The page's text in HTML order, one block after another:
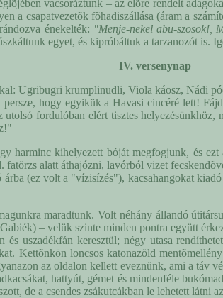
vacsoráztunk – az elõre rendelt
a csapatvezetõk fõhadiszállása (áram a
énekelték: "Menje-nekel abu-szosok!,
egyet, és kipróbáltuk a tarzanozót is.
IV. versenynap
Ugribugri krumplinudli, Viola káosz, Nádi
hogy egyikük a Havasi cincéré lett!
fordulóban elért tisztes
harminc kihelyezett bóját megfogjunk, és
alatt áthajózni, lavórból vizet
(ez volt a "vízisízés"), kacsahangokat
maradtunk. Volt néhány állandó
– velük szinte minden pontra együtt
uszadékfán keresztül; négy utasa
Kettõnkön loncsos katonazöld
az oldalon kellett eveznünk, ami a táv
hattyút, gémet és mindenféle
de a csendes zsákutcákban le lehetett látni